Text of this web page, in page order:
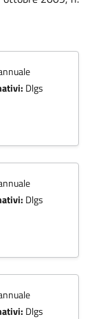
Dlgs
Dlgs
Dlgs